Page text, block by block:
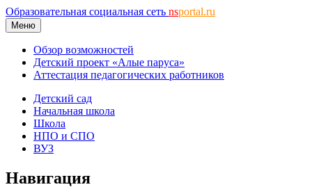
Образовательная социальная сеть nsportal.ru
Меню
Обзор возможностей
Детский проект «Алые паруса»
Аттестация педагогических работников
Детский сад
Начальная школа
Школа
НПО и СПО
ВУЗ
Навигация